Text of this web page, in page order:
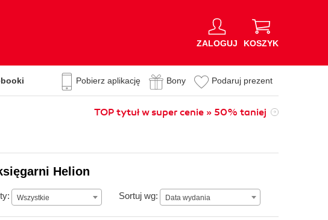
ZALOGUJ KOSZYK
Pobierz aplikację Bony Podaruj prezent
TOP tytuł w super cenie » 50% taniej
Helion
Wszystkie Sortuj wg: Data wydania
Data wydania